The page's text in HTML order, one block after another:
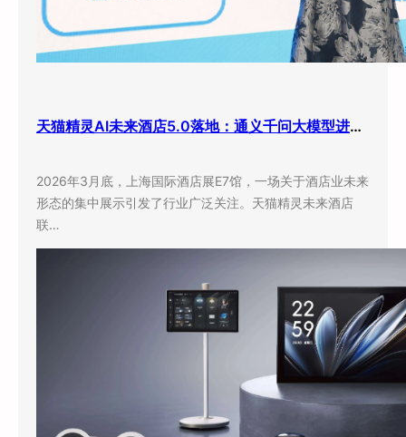
天猫精灵AI未来酒店5.0落地：通义千问大模型进驻客房，酒店业迎来”数字员工”时代
2026年3月底，上海国际酒店展E7馆，一场关于酒店业未来
形态的集中展示引发了行业广泛关注。天猫精灵未来酒店
联…